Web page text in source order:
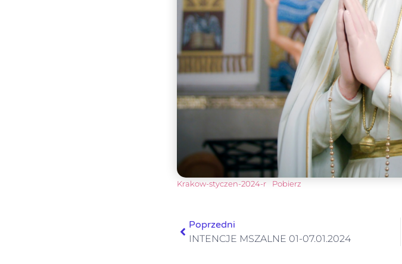
Krakow-styczen-2024-r Pobierz
Poprzedni
INTENCJE MSZALNE 01-07.01.2024